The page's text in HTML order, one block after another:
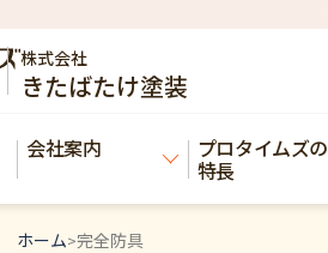
株式会社
きたばたけ塗装
会社案内 プロタイムズの
特長
ホーム>完全防具